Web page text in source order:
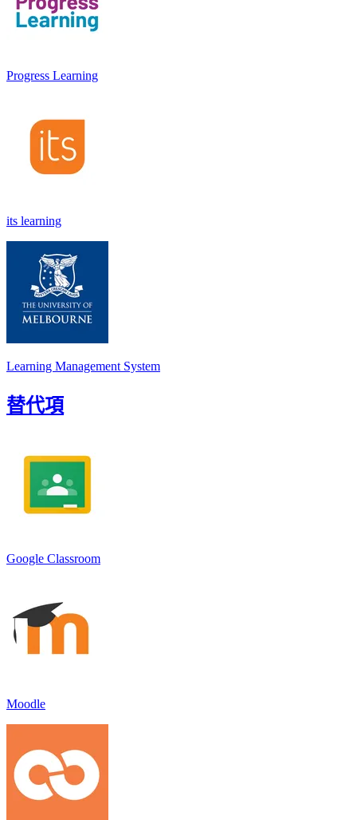
Progress Learning
its learning
Learning Management System
替代項
Google Classroom
Moodle